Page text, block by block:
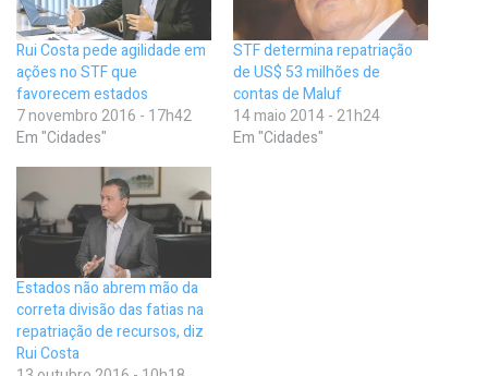
Rui Costa pede agilidade em
ações no STF que
favorecem estados
7 novembro 2016 - 17h42
Em "Cidades"
STF determina repatriação
de US$ 53 milhões de
contas de Maluf
14 maio 2014 - 21h24
Em "Cidades"
Estados não abrem mão da
correta divisão das fatias na
repatriação de recursos, diz
Rui Costa